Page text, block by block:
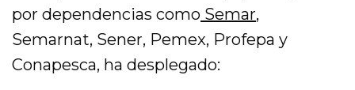
por dependencias como Semar,
Semarnat, Sener, Pemex, Profepa y
Conapesca, ha desplegado: